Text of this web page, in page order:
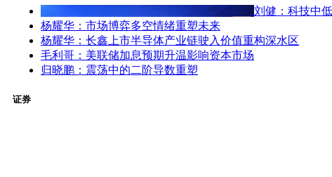
刘健：科技中
杨耀华：市场博弈多空情绪重塑未来
杨耀华：长鑫上市半导体产业链驶入价值重构深水区
毛利哥：美联储加息预期升温影响资本市场
归晓鹏：震荡中的二阶导数重塑
证券